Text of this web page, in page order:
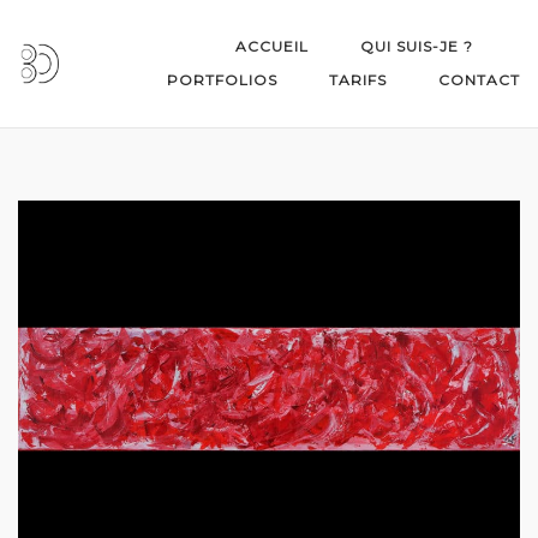
content
ACCUEIL
QUI SUIS-JE ?
PORTFOLIOS
TARIFS CONTACT